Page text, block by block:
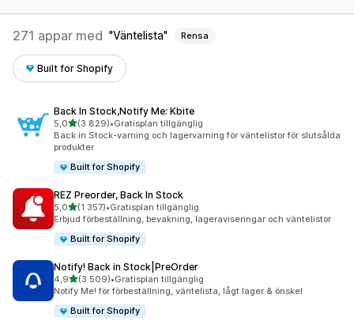
271 appar med Väntelista Rensa
Built for Shopify
Back In Stock,Notify Me: Kbite
5,0av 5 stjärnor
(3 829)
3829 recensioner totalt
•Gratisplan tillgänglig
Back in Stock-varning och lagervarning för väntelistor för slutsålda
produkter
Built for Shopify
REZ Preorder, Back In Stock
5,0av 5 stjärnor
(1 357)
1357 recensioner totalt
•Gratisplan tillgänglig
Erbjud förbeställning, bevakning, lageraviseringar och väntelistor
Built for Shopify
Notify! Back in Stock|PreOrder
4,9av 5 stjärnor
(3 509)
3509 recensioner totalt
•Gratisplan tillgänglig
Notify Me! för förbeställning, väntelista, lågt lager & önskel
Built for Shopify